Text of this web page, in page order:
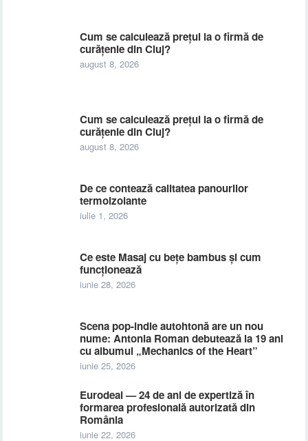
Cum se calculează prețul la o firmă de
curățenie din Cluj?
august 8, 2026
Cum se calculează prețul la o firmă de
curățenie din Cluj?
august 8, 2026
De ce contează calitatea panourilor
termoizolante
iulie 1, 2026
Ce este Masaj cu bețe bambus și cum
funcționează
iunie 28, 2026
Scena pop-indie autohtonă are un nou
nume: Antonia Roman debutează la 19 ani
cu albumul „Mechanics of the Heart”
iunie 25, 2026
Eurodeal — 24 de ani de expertiză în
formarea profesională autorizată din
România
iunie 22, 2026